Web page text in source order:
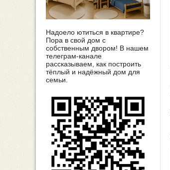
Надоело ютиться в квартире?
Пора в свой дом с
собственным двором! В нашем
телеграм-канале
рассказываем, как построить
тёплый и надёжный дом для
семьи.